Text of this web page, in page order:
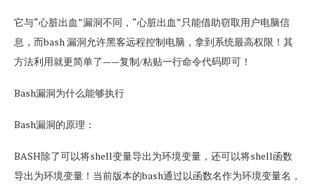
它与“心脏出血”漏洞不同，“心脏出血”只能借助窃取用户电脑信
息，而bash 漏洞允许黑客远程控制电脑，拿到系统最高权限！其
方法利用就更简单了——复制/粘贴一行命令代码即可！
Bash漏洞为什么能够执行
Bash漏洞的原理：
BASH除了可以将shell变量导出为环境变量，还可以将shell函数
导出为环境变量！当前版本的bash通过以函数名作为环境变量名，